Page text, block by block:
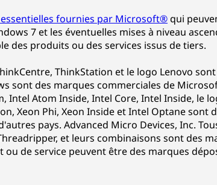
fournies par Microsoft®qui
7 et les éventuelles mises à niveau
des produits ou des services issus de tiers.
ThinkStation et le logo Lenovo
sont des marques commerciales de
Intel Atom Inside, Intel Core, Intel Inside, le
Xeon Phi, Xeon Inside et Intel Optane
pays. Advanced Micro Devices, Inc.
et leurs combinaisons sont des
de service peuvent être des marques